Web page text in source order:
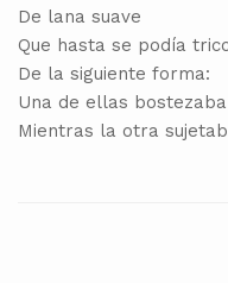
De lana suave
Que hasta se podía
De la siguiente forma:
Una de ellas
Mientras la otra